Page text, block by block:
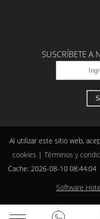
SUSCRÍBETE A
Al utilizar este sitio web,
cookies | Términos y
Cache: 2026-08-10 08:44:04
Software